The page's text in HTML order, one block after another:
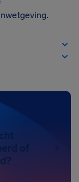
of